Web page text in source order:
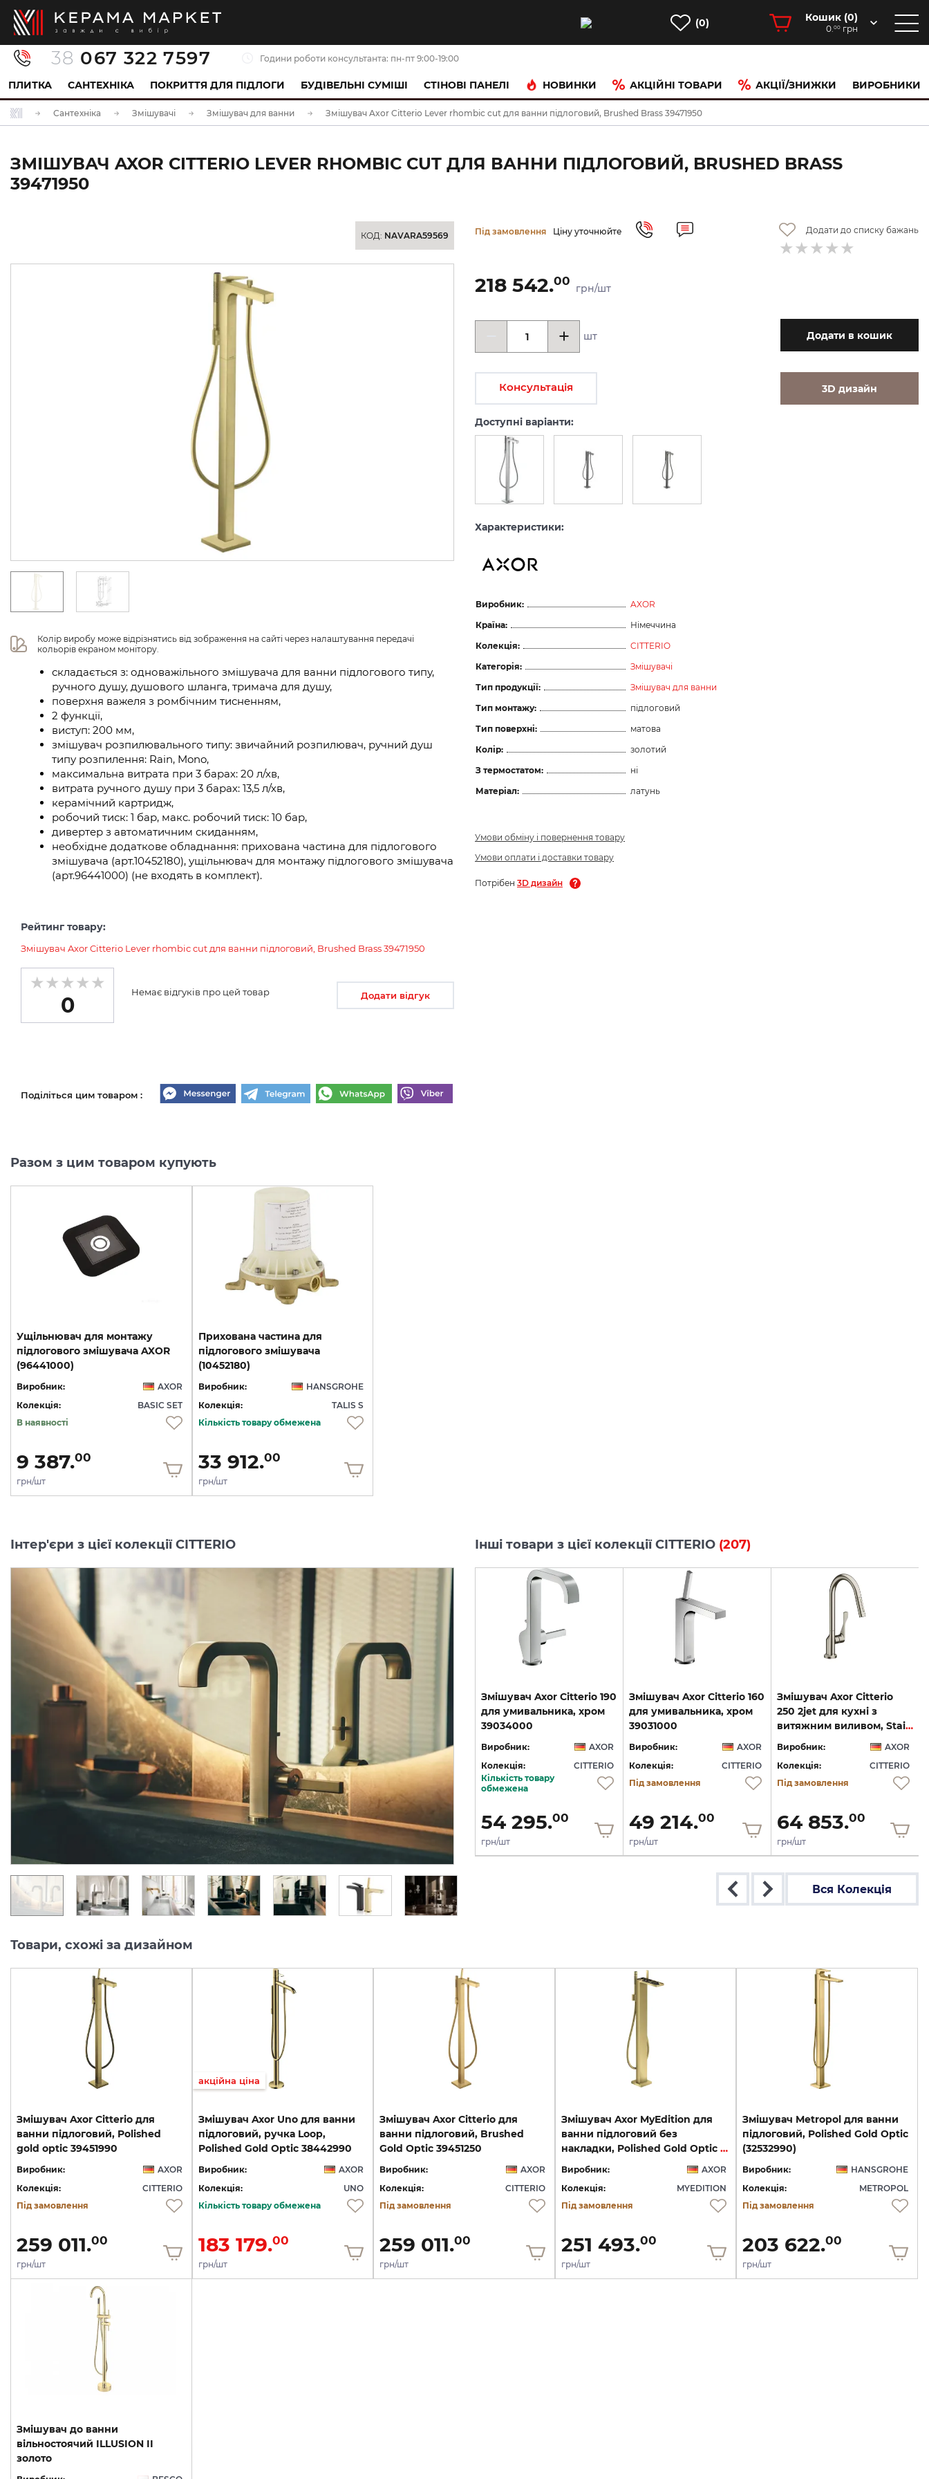
(0) Кошик (0)
0.00 грн
38 067 322 7597 Години роботи консультанта: пн-пт 9:00-19:00
ПЛИТКА САНТЕХНІКА ПОКРИТТЯ ДЛЯ ПІДЛОГИ БУДІВЕЛЬНІ СУМІШІ CТІНОВІ ПАНЕЛІ НОВИНКИ АКЦІЙНІ ТОВАРИ АКЦІЇ/ЗНИЖКИ ВИРОБНИКИ
Сантехніка Змішувачі Змішувач для ванни Змішувач Axor Citterio Lever rhombic cut для ванни підлоговий, Brushed Brass 39471950
ЗМІШУВАЧ AXOR CITTERIO LEVER RHOMBIC CUT ДЛЯ ВАННИ ПІДЛОГОВИЙ, BRUSHED BRASS
39471950
КОД: NAVARA59569
Колір виробу може відрізнятись від зображення на сайті через налаштування передачі
кольорів екраном монітору.
складається з: одноважільного змішувача для ванни підлогового типу,
ручного душу, душового шланга, тримача для душу,
поверхня важеля з ромбічним тисненням,
2 функції,
виступ: 200 мм,
змішувач розпилювального типу: звичайний розпилювач, ручний душ
типу розпилення: Rain, Mono,
максимальна витрата при 3 барах: 20 л/хв,
витрата ручного душу при 3 барах: 13,5 л/хв,
керамічний картридж,
робочий тиск: 1 бар, макс. робочий тиск: 10 бар,
дивертер з автоматичним скиданням,
необхідне додаткове обладнання: прихована частина для підлогового
змішувача (арт.10452180), ущільнювач для монтажу підлогового змішувача
(арт.96441000) (не входять в комплект).
Під замовлення Ціну уточнюйте Додати до списку бажань
218 542.00
грн/шт
шт Додати в кошик
Консультація 3D дизайн
Доступні варіанти:
Характеристики:
Виробник:
AXOR
Країна:
Німеччина
Колекція:
CITTERIO
Категорія:
Змішувачі
Тип продукції:
Змішувач для ванни
Тип монтажу:
підлоговий
Тип поверхні:
матова
Колір:
золотий
З термостатом:
ні
Матеріал:
латунь
Умови обміну і повернення товару
Умови оплати і доставки товару
Потрібен 3D дизайн
Рейтинг товару:
Змішувач Axor Citterio Lever rhombic cut для ванни підлоговий, Brushed Brass 39471950
0
Немає відгуків про цей товар Додати відгук
Поділіться цим товаром :
Разом з цим товаром купують
Ущільнювач для монтажу
підлогового змішувача AXOR
(96441000)
Виробник:
AXOR
Колекція:
BASIC SET
В наявності
9 387.00
грн/шт
Прихована частина для
підлогового змішувача
(10452180)
Виробник:
HANSGROHE
Колекція:
TALIS S
Кількість товару обмежена
33 912.00
грн/шт
Інтер'єри з цієї колекції CITTERIO Інші товари з цієї колекції CITTERIO (207)
Змішувач Axor Citterio 170
для умивальника на 3
отвори, Chrome 39133000
AXOR
Колекція:
CITTERIO
Під замовлення
00
Змішувач Axor Citterio 222
Lever для ванни врізний
зі стіни на 3 отвори, хром 39442000
Виробник:
AXOR
Колекція:
CITTERIO
Кількість товару
обмежена
94 936.00
виставковий взірець
optic 41733990
Виробник:
AXOR
Колекція:
CITTERIO
Під замовлення
9 724.
5 834.
грн/шт
Змішувач Axor Citterio 190
для умивальника, хром
39034000
Виробник:
AXOR
Колекція:
CITTERIO
Кількість товару
обмежена
54 295.00
грн/шт
Змішувач Axor Citterio 160
для умивальника, хром
39031000
Виробник:
AXOR
Колекція:
CITTERIO
Під замовлення
49 214.00
грн/шт
Змішувач Axor Citterio
250 2jet для кухні з
витяжним виливом, Stainless Steel (39835800)
Виробник:
AXOR
Колекція:
CITTERIO
Під замовлення
64 853.00
грн/шт
Вся Колекція
Товари, схожі за дизайном
Змішувач Axor Citterio для
ванни підлоговий, Polished
gold optic 39451990
Виробник:
AXOR
Колекція:
CITTERIO
Під замовлення
259 011.00
грн/шт
акційна ціна
Змішувач Axor Uno для ванни
підлоговий, ручка Loop,
Polished Gold Optic 38442990
Виробник:
AXOR
Колекція:
UNO
Кількість товару обмежена
183 179.00
грн/шт
Змішувач Axor Citterio для
ванни підлоговий, Brushed
Gold Optic 39451250
Виробник:
AXOR
Колекція:
CITTERIO
Під замовлення
259 011.00
грн/шт
Змішувач Axor MyEdition для
ванни підлоговий без
накладки, Polished Gold Optic 47442990
Виробник:
AXOR
Колекція:
MYEDITION
Під замовлення
251 493.00
грн/шт
Змішувач Metropol для ванни
підлоговий, Polished Gold Optic
(32532990)
Виробник:
HANSGROHE
Колекція:
METROPOL
Під замовлення
203 622.00
грн/шт
Змішувач до ванни
вільностоячий ILLUSION II
золото